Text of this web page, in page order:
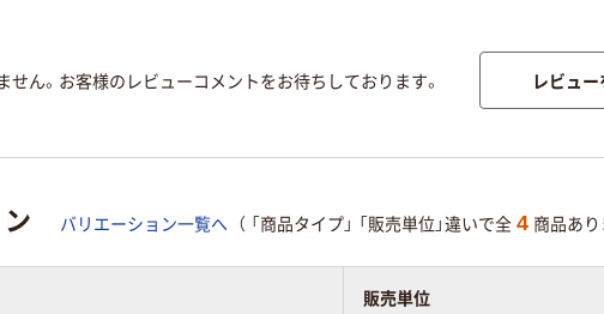
ん。お客様のレビューコメントをお待ちしております。 レビュー
バリエーション一覧へ （ 「商品タイプ」 「販売単位」違いで全 4 商品あり
販売単位